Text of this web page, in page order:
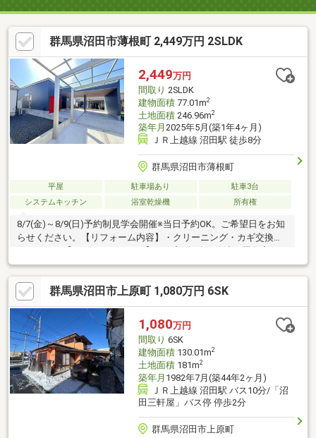
群馬県沼田市薄根町 2,449万円 2SLDK
2,449万円
間取り 2SLDK
建物面積77.01m2
土地面積246.96m2
築年月 2025年5月(築1年4ヶ月)
ＪＲ上越線 沼田駅 徒歩8分
群馬県沼田市薄根町
平屋 駐車場あり
駐車3台
システムキッチン
浴室乾燥機 所有権
8/7(金)～8/9(日)予約制見学会開催※当日予約OK。ご希望日をお知
らせください。【リフォーム内容】・クリーニング・カギ交換を
各居室収納スペース付きです。・返済額や融資可能額など、お客
様のご要望に合わせてご提案。住宅ローンが初めての方でもお気
軽にご相談ください。【周辺施設】・沼田小学校まで約1400ｍ
（徒歩18分）、沼田西中学校まで約500ｍ（徒歩7分）・フレッセ
イ沼田栄町店様まで約1.5km（お車4分）、ミニストップ沼田バイ
パス店様まで約440ｍ（徒歩6分）の立地。
群馬県沼田市上原町 1,080万円 6SK
1,080万円
間取り 6SK
建物面積130.01m2
土地面積181m2
築年月 1982年7月(築44年2ヶ月)
ＪＲ上越線 沼田駅 バス10分/「沼
田三軒屋」バス停 停歩2分
群馬県沼田市上原町